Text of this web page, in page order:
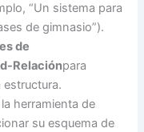
“Un sistema para
de gimnasio”).
de
Relaciónpara
estructura.
herramienta de
su esquema de